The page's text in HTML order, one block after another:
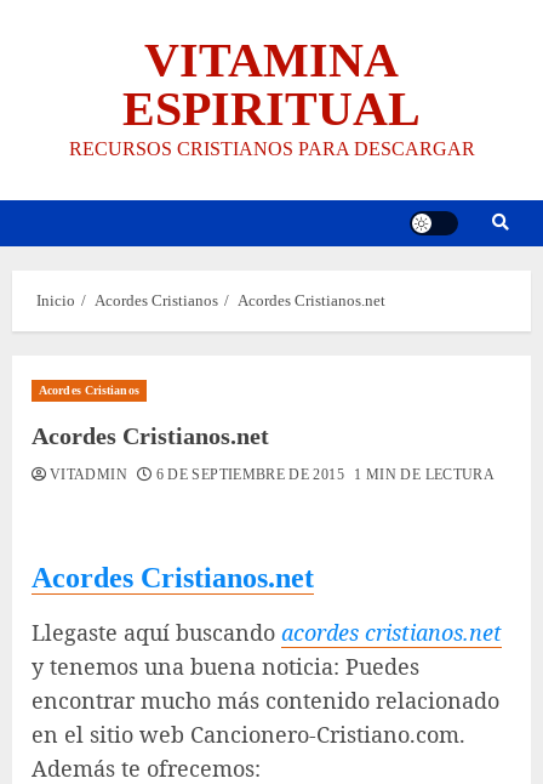
VITAMINA
ESPIRITUAL
RECURSOS CRISTIANOS PARA DESCARGAR
Inicio Acordes Cristianos Acordes Cristianos.net
Acordes Cristianos
Acordes Cristianos.net
VITADMIN 6 DE SEPTIEMBRE DE 2015 1 MIN DE LECTURA
Acordes Cristianos.net
Llegaste aquí buscando acordes cristianos.net
y tenemos una buena noticia: Puedes
encontrar mucho más contenido relacionado
en el sitio web Cancionero-Cristiano.com.
Además te ofrecemos: